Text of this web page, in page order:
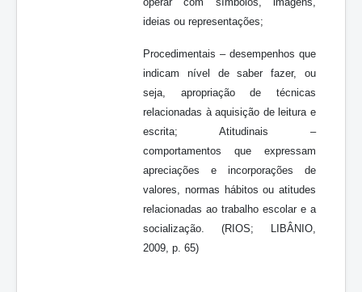
ideias ou representações;
Procedimentais – desempenhos que
indicam nível de saber fazer, ou
seja, apropriação de técnicas
relacionadas à aquisição de leitura e
escrita; Atitudinais –
comportamentos que expressam
apreciações e incorporações de
valores, normas hábitos ou atitudes
relacionadas ao trabalho escolar e a
socialização. (RIOS; LIBÂNIO,
2009, p. 65)